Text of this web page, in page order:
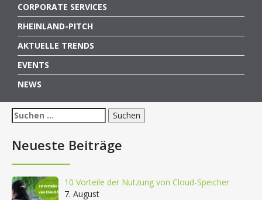
CORPORATE SERVICES
RHEINLAND-PITCH
AKTUELLE TRENDS
EVENTS
NEWS
Suchen
nach:
Neueste Beiträge
10 Vorteile der Nutzung von Cloud-Speicher
7. August